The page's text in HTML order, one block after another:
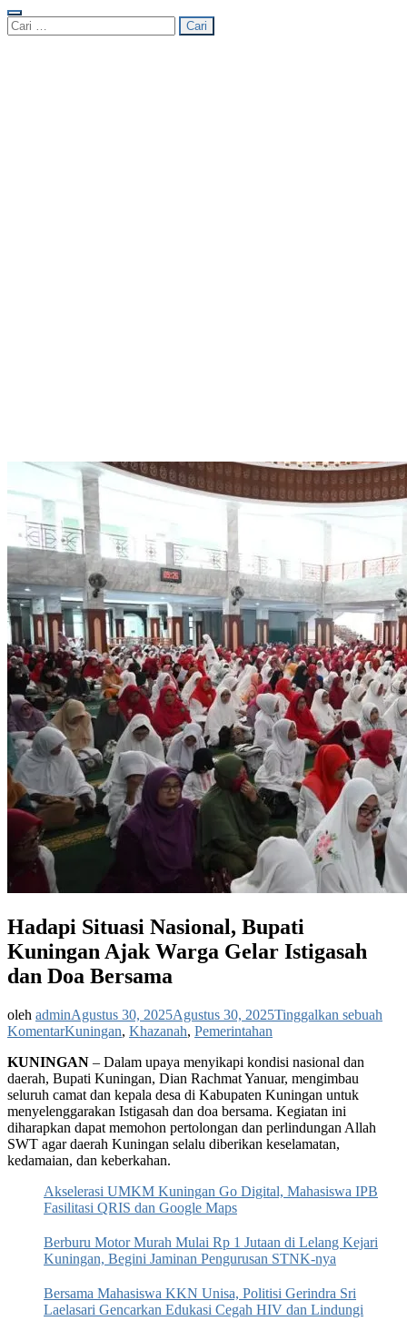
Cari
untuk:
‎Hadapi Situasi Nasional, Bupati
Kuningan Ajak Warga Gelar Istigasah
dan Doa Bersama
oleh adminAgustus 30, 2025Agustus 30, 2025Tinggalkan sebuah
Komentar‎Hadapi
Nasional,
Bupati
Kuningan
Ajak
Warga
Gelar
Istigasah
Doa
Bersama
Kuningan, Khazanah, Pemerintahan
KUNINGAN – Dalam upaya menyikapi kondisi nasional dan
daerah, Bupati Kuningan, Dian Rachmat Yanuar, mengimbau
seluruh camat dan kepala desa di Kabupaten Kuningan untuk
menyelenggarakan Istigasah dan doa bersama. Kegiatan ini
diharapkan dapat memohon pertolongan dan perlindungan Allah
SWT agar daerah Kuningan selalu diberikan keselamatan,
kedamaian, dan keberkahan.
Akselerasi UMKM Kuningan Go Digital, Mahasiswa IPB
Fasilitasi QRIS dan Google Maps
Berburu Motor Murah Mulai Rp 1 Jutaan di Lelang Kejari
Kuningan, Begini Jaminan Pengurusan STNK-nya
Bersama Mahasiswa KKN Unisa, Politisi Gerindra Sri
Laelasari Gencarkan Edukasi Cegah HIV dan Lindungi